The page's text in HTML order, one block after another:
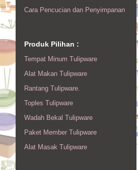
Cara Pencucian dan Penyimpanan
Produk Pilihan :
Tempat Minum Tulipware
Alat Makan Tulipware
Rantang Tulipware.
Toples Tulipware
Wadah Bekal Tulipware
Paket Member Tulipware
Alat Masak Tulipware